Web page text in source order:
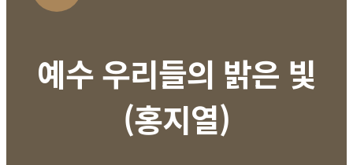
예수 우리들의 밝은 빛
(홍지열)